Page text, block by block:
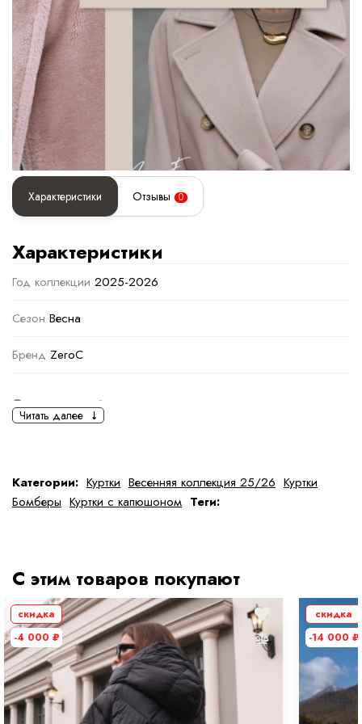
Характеристики Отзывы 0
Характеристики
Год коллекции 2025-2026
Сезон Весна
Бренд ZeroC
Основная информация
Ткань Полиэстер
Состав ткани 100 % полиэстер
Дополнительная информация
Размер M
Размер на модели 44
Длина 80 см
Читать далее
Категории: Куртки Весенняя коллекция 25/26 Куртки
Бомберы Куртки с капюшоном Теги:
С этим товаров покупают
скидка
-4 000 ₽
скидка
-14 000 ₽